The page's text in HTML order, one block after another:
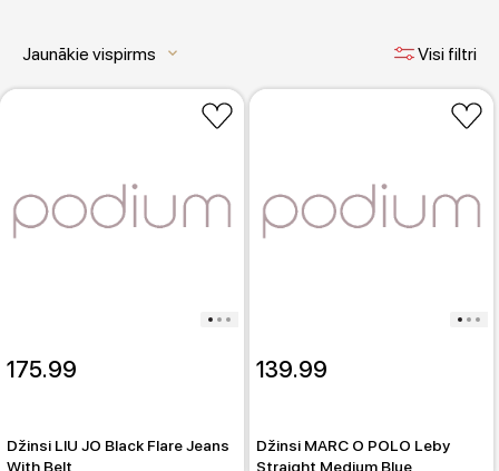
Jaunākie vispirms keyboard_arrow_down Visi filtri
175.99
Džinsi LIU JO Black Flare Jeans
With Belt
139.99
Džinsi MARC O POLO Leby
Straight Medium Blue